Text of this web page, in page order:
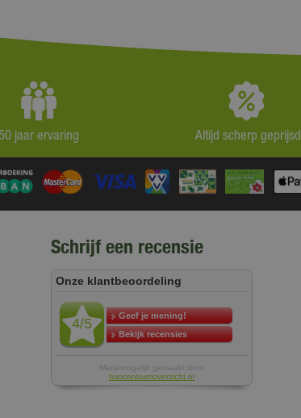
50 jaar ervaring Altijd scherp geprijsd
Schrijf een recensie